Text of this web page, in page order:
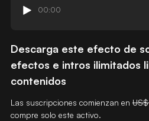
00:00
Descarga este efecto de
efectos e intros ilimitados
contenidos
Las suscripciones comienzan en
compre solo este activo.